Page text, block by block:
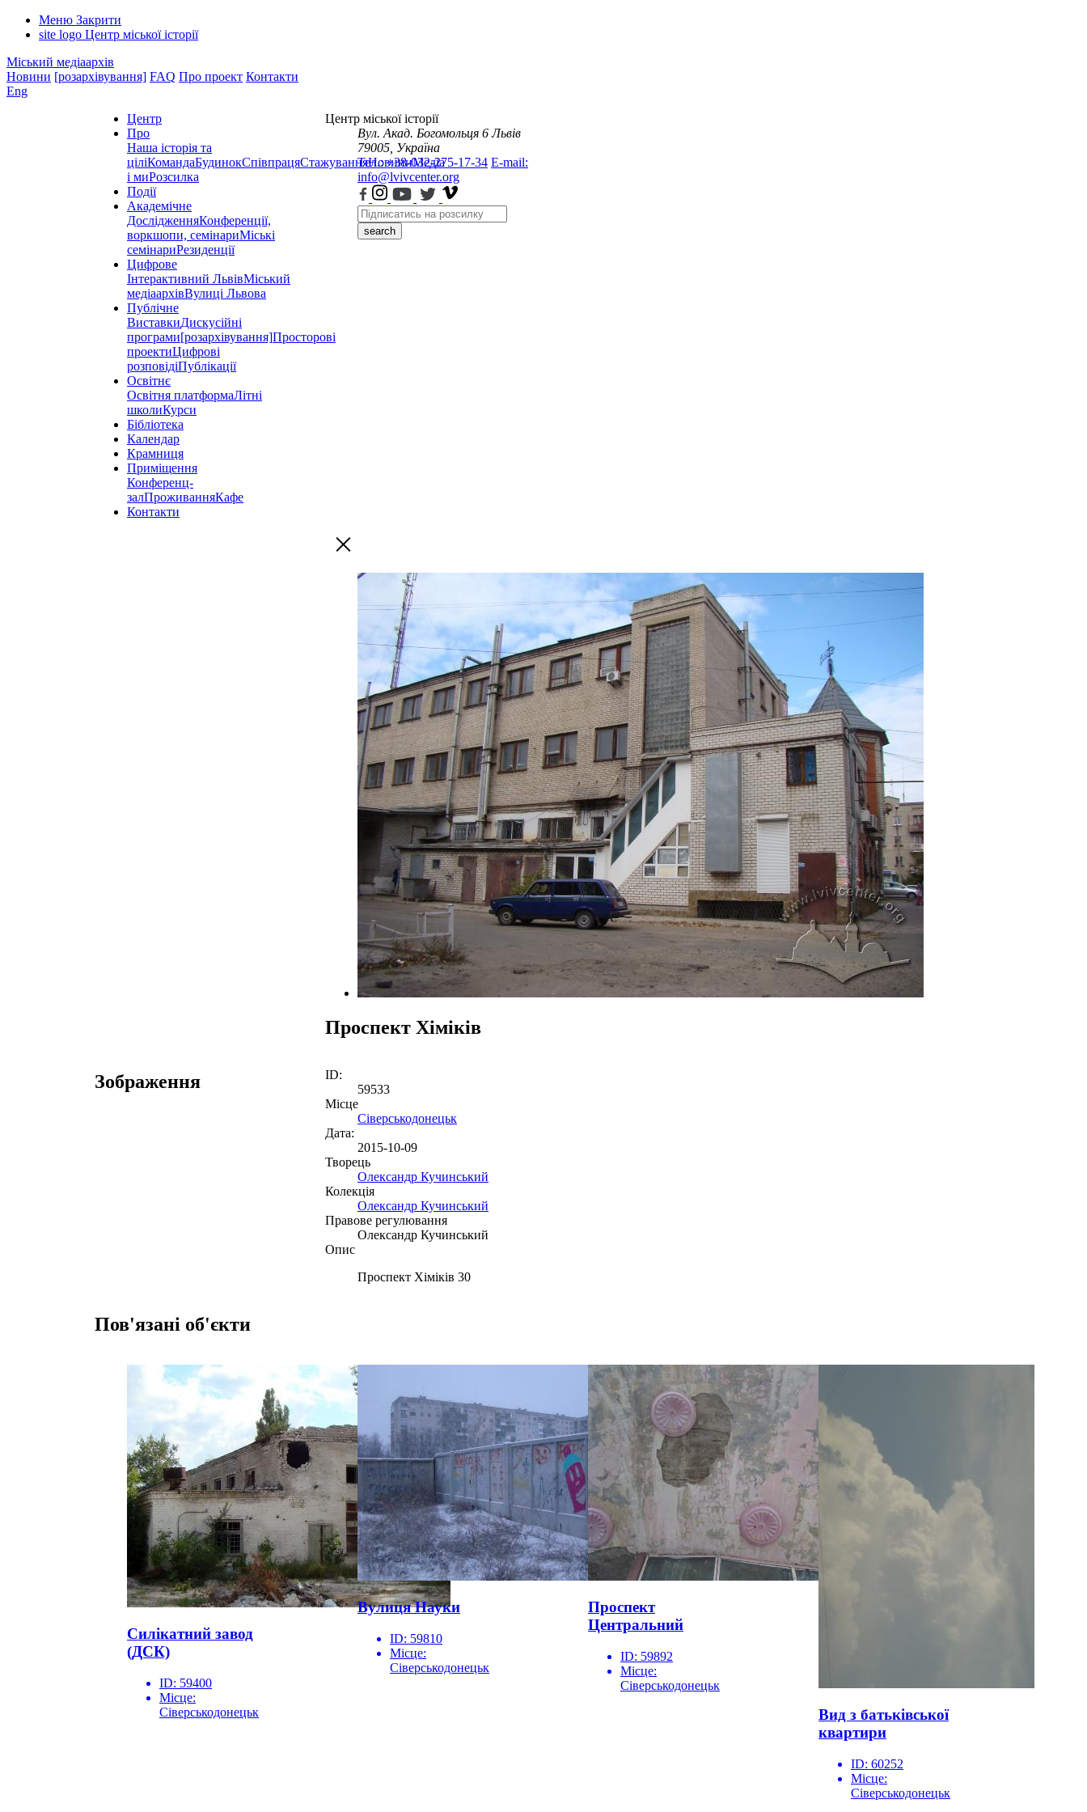
Меню Закрити
site logo Центр міської історії
Міський медіаархів
Новини [розархівування] FAQ Про проект Контакти
Eng
Центр
Про
Наша історія та
ціліКомандаБудинокСпівпрацяСтажуванняНовиниМедіа
і миРозсилка
Події
Академічне
ДослідженняКонференції,
воркшопи, семінариМіські
семінариРезиденції
Цифрове
Інтерактивний ЛьвівМіський
медіаархівВулиці Львова
Публічне
ВиставкиДискусійні
програми[розархівування]Просторові
проектиЦифрові
розповідіПублікації
Освітнє
Освітня платформаЛітні
школиКурси
Бібліотека
Календар
Крамниця
Приміщення
Конференц-
залПроживанняКафе
Контакти
Центр міської історії
Вул. Акад. Богомольця 6 Львів
79005, Україна
Тел.: +38-032-275-17-34 E-mail:
info@lvivcenter.org
search
Проспект Хіміків
Зображення
ID:
59533
Місце
Сіверськодонецьк
Дата:
2015-10-09
Творець
Олександр Кучинський
Колекція
Олександр Кучинський
Правове регулювання
Олександр Кучинський
Опис
Проспект Хіміків 30
Пов'язані об'єкти
Силікатний завод
(ДСК)
ID: 59400
Місце:
Сіверськодонецьк
Вулиця Науки
ID: 59810
Місце:
Сіверськодонецьк
Проспект
Центральний
ID: 59892
Місце:
Сіверськодонецьк
Вид з батьківської
квартири
ID: 60252
Місце:
Сіверськодонецьк